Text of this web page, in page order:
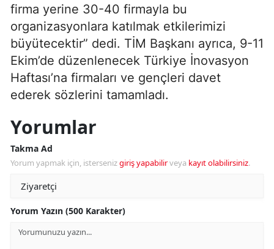
firma yerine 30-40 firmayla bu
organizasyonlara katılmak etkilerimizi
büyütecektir” dedi. TİM Başkanı ayrıca, 9-11
Ekim’de düzenlenecek Türkiye İnovasyon
Haftası’na firmaları ve gençleri davet
ederek sözlerini tamamladı.
Yorumlar
Takma Ad
Yorum yapmak için, istersenizgiriş yapabilirveya kayıt olabilirsiniz.
Yorum Yazın (500 Karakter)